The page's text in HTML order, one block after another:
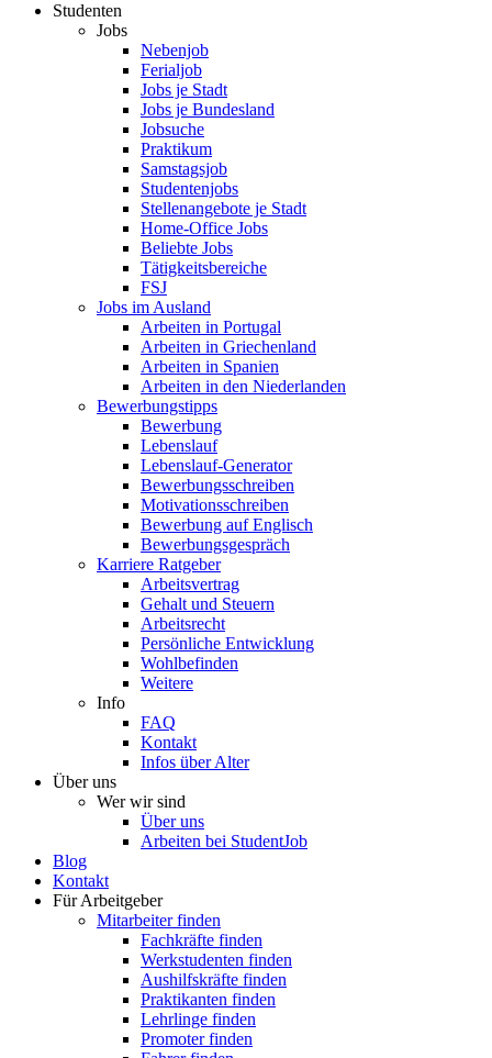
Studenten
Jobs
Nebenjob
Ferialjob
Jobs je Stadt
Jobs je Bundesland
Jobsuche
Praktikum
Samstagsjob
Studentenjobs
Stellenangebote je Stadt
Home-Office Jobs
Beliebte Jobs
Tätigkeitsbereiche
FSJ
Jobs im Ausland
Arbeiten in Portugal
Arbeiten in Griechenland
Arbeiten in Spanien
Arbeiten in den Niederlanden
Bewerbungstipps
Bewerbung
Lebenslauf
Lebenslauf-Generator
Bewerbungsschreiben
Motivationsschreiben
Bewerbung auf Englisch
Bewerbungsgespräch
Karriere Ratgeber
Arbeitsvertrag
Gehalt und Steuern
Arbeitsrecht
Persönliche Entwicklung
Wohlbefinden
Weitere
Info
FAQ
Kontakt
Infos über Alter
Über uns
Wer wir sind
Über uns
Arbeiten bei StudentJob
Blog
Kontakt
Für Arbeitgeber
Mitarbeiter finden
Fachkräfte finden
Werkstudenten finden
Aushilfskräfte finden
Praktikanten finden
Lehrlinge finden
Promoter finden